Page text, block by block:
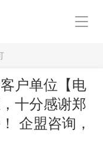
户单位【电
十分感谢郑
企盟咨询，